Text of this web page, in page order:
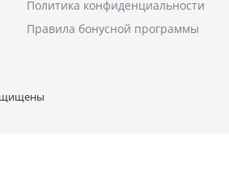
Политика конфиденциальности
Правила бонусной программы